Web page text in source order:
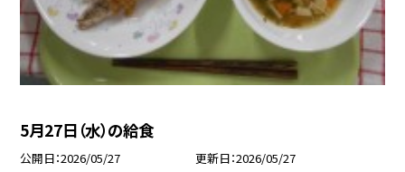
5月27日（水）の給食
公開日 2026/05/27 更新日 2026/05/27